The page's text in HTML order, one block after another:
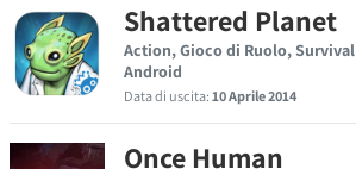
Shattered Planet
Action, Gioco di Ruolo, Survival
Android
Data di uscita:10 Aprile 2014
Once Human